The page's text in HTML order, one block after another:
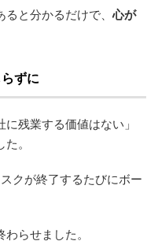
ると分かるだけで、心が
ずに
残業する価値はない」
。
クが終了するたびにボー
らせました。